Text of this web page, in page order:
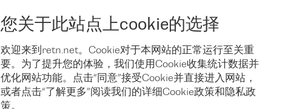
您关于此站点上cookie的选择
欢迎来到retn.net。Cookie对于本网站的正常运行至关重
要。为了提升您的体验，我们使用Cookie收集统计数据并
优化网站功能。点击“同意”接受Cookie并直接进入网站，
或者点击“了解更多”阅读我们的详细Cookie政策和隐私政
策。